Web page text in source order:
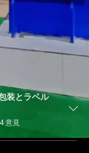
装とラベル
意見